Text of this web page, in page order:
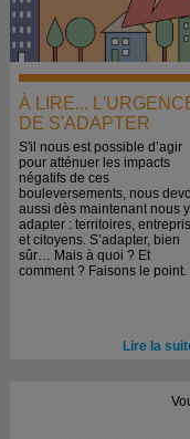
À LIRE...
DE S'ADAPTER
S'il nous est possible d’agir
pour atténuer les impacts
négatifs de ces
bouleversements, nous
aussi dès maintenant nous y
adapter : territoires,
et citoyens. S’adapter, bien
sûr… Mais à quoi ? Et
comment ? Faisons le point.
Lire la